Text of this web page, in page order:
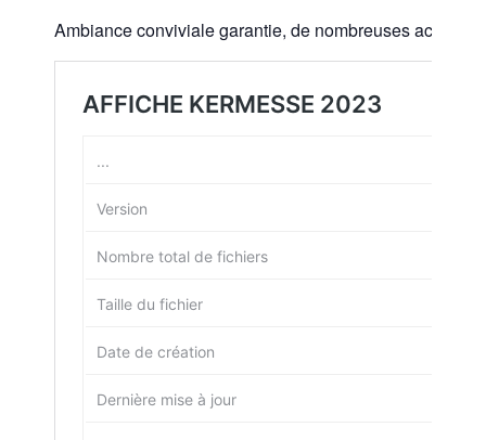
Ambiance conviviale garantie, de nombreuses activités